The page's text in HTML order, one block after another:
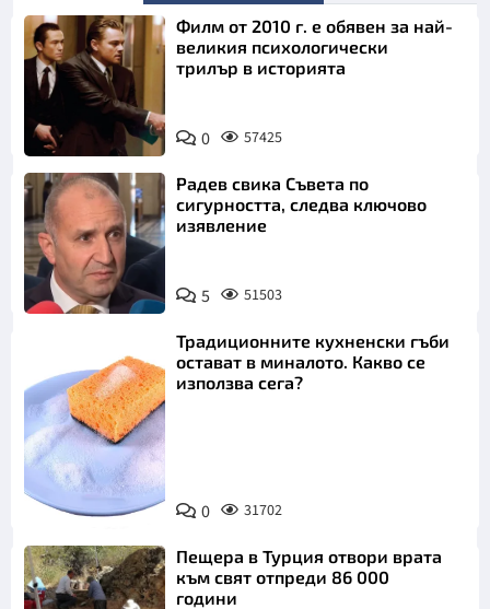
Филм от 2010 г. е обявен за най-
великия психологически
трилър в историята
0 57425
Радев свика Съвета по
сигурността, следва ключово
изявление
5 51503
Снимка:
Пиксабей
Традиционните кухненски гъби
остават в миналото. Какво се
използва сега?
0 31702
Пещера в Турция отвори врата
към свят отпреди 86 000
години